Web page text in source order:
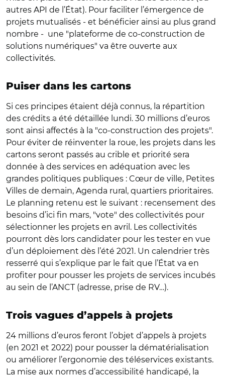
autres API de l’État). Pour faciliter l’émergence de
projets mutualisés - et bénéficier ainsi au plus grand
nombre - une "plateforme de co-construction de
solutions numériques" va être ouverte aux
collectivités.
Puiser dans les cartons
Si ces principes étaient déjà connus, la répartition
des crédits a été détaillée lundi. 30 millions d’euros
sont ainsi affectés à la "co-construction des projets".
Pour éviter de réinventer la roue, les projets dans les
cartons seront passés au crible et priorité sera
donnée à des services en adéquation avec les
grandes politiques publiques : Cœur de ville, Petites
Villes de demain, Agenda rural, quartiers prioritaires.
Le planning retenu est le suivant : recensement des
besoins d’ici fin mars, "vote" des collectivités pour
sélectionner les projets en avril. Les collectivités
pourront dès lors candidater pour les tester en vue
d’un déploiement dès l’été 2021. Un calendrier très
resserré qui s’explique par le fait que l’État va en
profiter pour pousser les projets de services incubés
au sein de l’ANCT (adresse, prise de RV…).
Trois vagues d’appels à projets
24 millions d’euros feront l’objet d’appels à projets
(en 2021 et 2022) pour pousser la dématérialisation
ou améliorer l’ergonomie des téléservices existants.
La mise aux normes d’accessibilité handicapé, la